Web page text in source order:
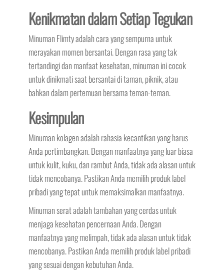
Kenikmatan dalam Setiap Tegukan
Minuman Flimty adalah cara yang sempurna untuk
merayakan momen bersantai. Dengan rasa yang tak
tertandingi dan manfaat kesehatan, minuman ini cocok
untuk dinikmati saat bersantai di taman, piknik, atau
bahkan dalam pertemuan bersama teman-teman.
Kesimpulan
Minuman kolagen adalah rahasia kecantikan yang harus
Anda pertimbangkan. Dengan manfaatnya yang luar biasa
untuk kulit, kuku, dan rambut Anda, tidak ada alasan untuk
tidak mencobanya. Pastikan Anda memilih produk label
pribadi yang tepat untuk memaksimalkan manfaatnya.
Minuman serat adalah tambahan yang cerdas untuk
menjaga kesehatan pencernaan Anda. Dengan
manfaatnya yang melimpah, tidak ada alasan untuk tidak
mencobanya. Pastikan Anda memilih produk label pribadi
yang sesuai dengan kebutuhan Anda.